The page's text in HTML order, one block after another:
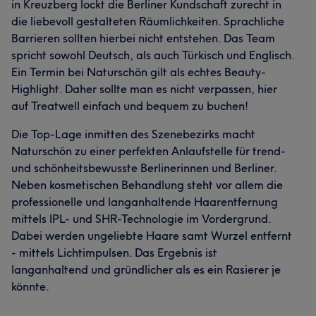
in Kreuzberg lockt die Berliner Kundschaft zurecht in
die liebevoll gestalteten Räumlichkeiten. Sprachliche
Barrieren sollten hierbei nicht entstehen. Das Team
spricht sowohl Deutsch, als auch Türkisch und Englisch.
Ein Termin bei Naturschön gilt als echtes Beauty-
Highlight. Daher sollte man es nicht verpassen, hier
auf Treatwell einfach und bequem zu buchen!
Die Top-Lage inmitten des Szenebezirks macht
Naturschön zu einer perfekten Anlaufstelle für trend-
und schönheitsbewusste Berlinerinnen und Berliner.
Neben kosmetischen Behandlung steht vor allem die
professionelle und langanhaltende Haarentfernung
mittels IPL- und SHR-Technologie im Vordergrund.
Dabei werden ungeliebte Haare samt Wurzel entfernt
- mittels Lichtimpulsen. Das Ergebnis ist
langanhaltend und gründlicher als es ein Rasierer je
könnte.